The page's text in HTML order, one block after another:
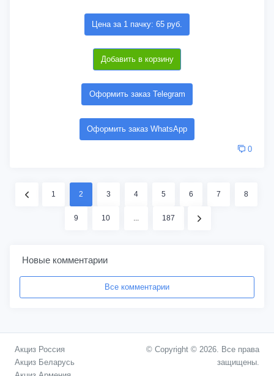
Цена за 1 пачку: 65 руб.
Добавить в корзину
Оформить заказ Telegram
Оформить заказ WhatsApp
0
1 2 3 4 5 6 7 8
9 10 ... 187
Новые комментарии
Все комментарии
Акциз Россия
Акциз Беларусь
© Copyright © 2026. Все права
защищены.